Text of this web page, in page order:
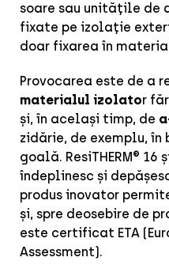
soare sau unitățile de
fixate pe izolație
doar fixarea în
Provocarea este de a
materialul izolator
și, în același timp, de
zidărie, de exemplu, în
goală. ResiTHERM® 16
îndeplinesc și
produs inovator
și, spre deosebire de
este certificat ETA
Assessment).